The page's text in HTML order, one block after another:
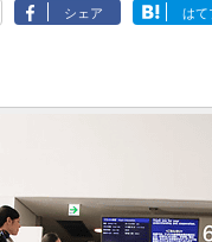
シェア はて